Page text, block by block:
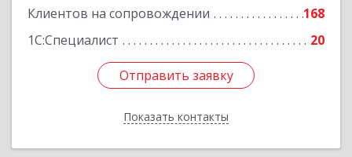
Клиентов на сопровождении
168
1С:Специалист
20
Отправить заявку
Показать контакты
Подробнее
Отправить заявку
Назад